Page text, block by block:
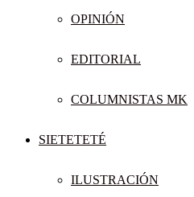
OPINIÓN
EDITORIAL
COLUMNISTAS MK
SIETETETÉ
ILUSTRACIÓN